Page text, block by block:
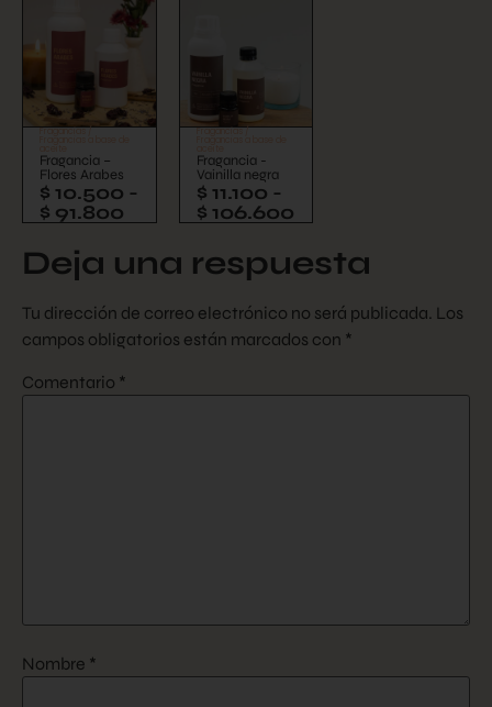
Fragancias/
Fragancia –
Flores Arabes
$ 10.500 -
$ 91.800
Fragancias/
Fragancia -
Vainilla negra
$ 11.100 -
$ 106.600
Deja una respuesta
Tu dirección de correo electrónico no será publicada. Los
campos obligatorios están marcados con *
Comentario *
Nombre *